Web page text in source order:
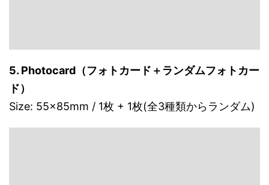
5. Photocard（フォトカード＋ランダムフォトカー
ド）
Size: 55x85mm / 1枚 + 1枚(全3種類からランダム)